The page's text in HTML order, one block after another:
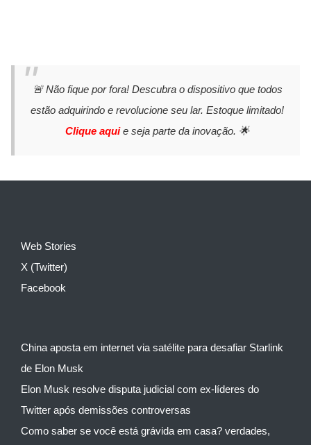
🚨 Não fique por fora! Descubra o dispositivo que todos
estão adquirindo e revolucione seu lar. Estoque limitado!
Clique aquie seja parte da inovação. 🌟
Web Stories
X (Twitter)
Facebook
China aposta em internet via satélite para desafiar Starlink
de Elon Musk
Elon Musk resolve disputa judicial com ex-líderes do
Twitter após demissões controversas
Como saber se você está grávida em casa? verdades,